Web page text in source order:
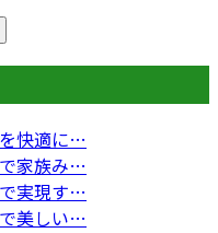
快適に…
家族み…
実現す…
美しい…